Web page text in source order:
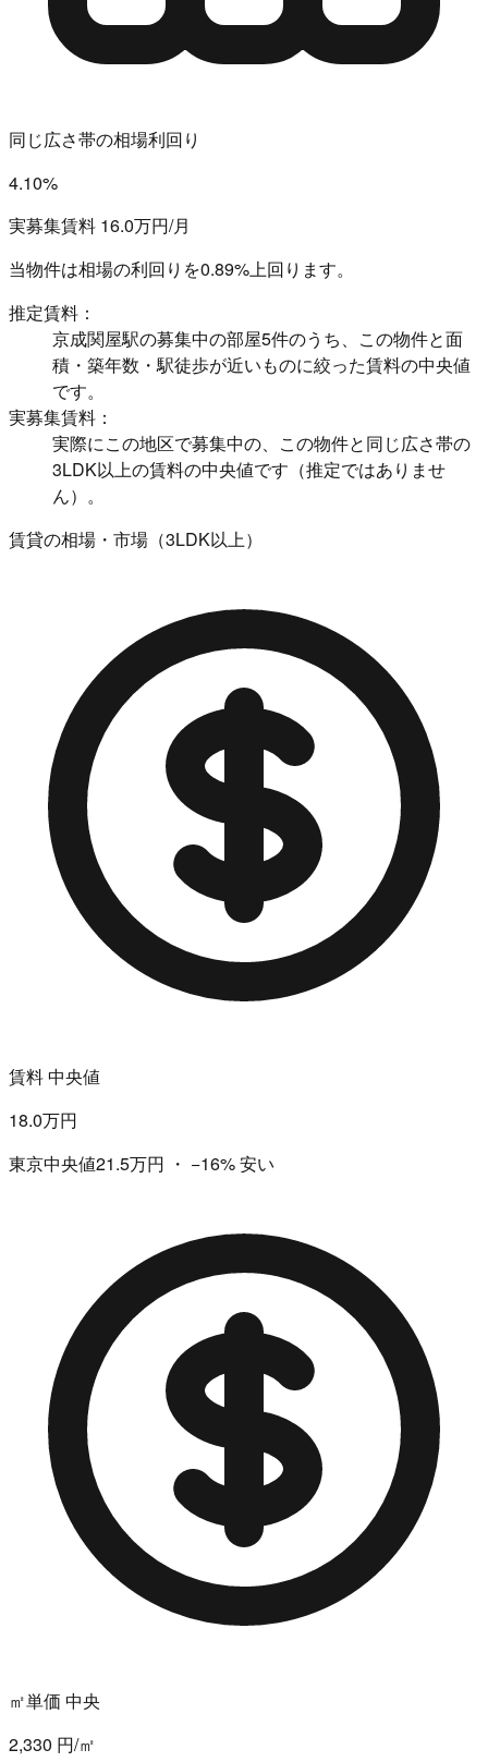
同じ広さ帯の相場利回り
4.10%
実募集賃料 16.0万円/月
当物件は相場の利回りを0.89%上回ります。
推定賃料：
京成関屋駅の募集中の部屋5件のうち、この物件と面
積・築年数・駅徒歩が近いものに絞った賃料の中央値
です。
実募集賃料：
実際にこの地区で募集中の、この物件と同じ広さ帯の
3LDK以上の賃料の中央値です（推定ではありませ
ん）。
賃貸の相場・市場（3LDK以上）
賃料 中央値
18.0万円
東京中央値21.5万円 ・ −16%安い
㎡単価 中央
2,330 円/㎡